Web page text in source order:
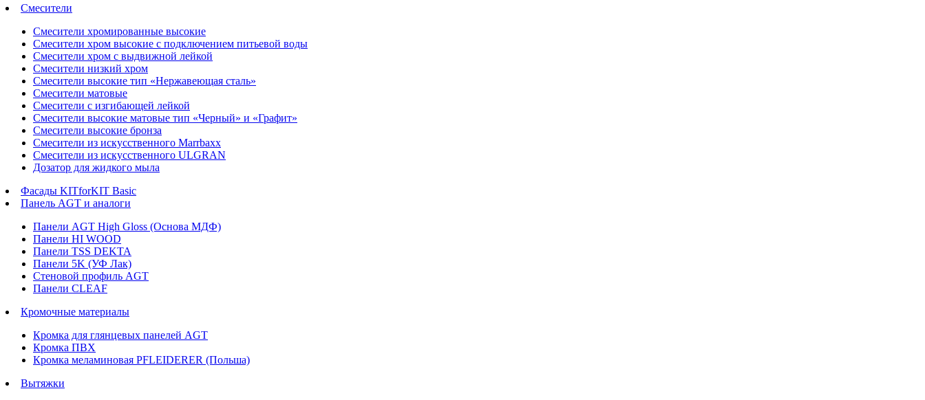
Смесители
Смесители хромированные высокие
Смесители хром высокие с подключением питьевой воды
Смесители хром с выдвижной лейкой
Смесители низкий хром
Смесители высокие тип «Нержавеющая сталь»
Смесители матовые
Смесители с изгибающей лейкой
Смесители высокие матовые тип «Черный» и «Графит»
Смесители высокие бронза
Смесители из искусственного Marrbaxx
Смесители из искусственного ULGRAN
Дозатор для жидкого мыла
Фасады KITforKIT Basic
Панель AGT и аналоги
Панели AGT High Gloss (Основа МДФ)
Панели HI WOOD
Панели TSS DEKTA
Панели 5K (УФ Лак)
Стеновой профиль AGT
Панели CLEAF
Кромочные материалы
Кромка для глянцевых панелей AGT
Кромка ПВХ
Кромка меламиновая PFLEIDERER (Польша)
Вытяжки